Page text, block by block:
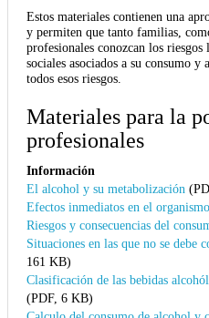
Estos materiales contienen una
y permiten que tanto familias,
profesionales conozcan los
sociales asociados a su consumo
todos esos riesgos.
Materiales para la
profesionales
Información
El alcohol y su metabolización
Efectos inmediatos en el organismo
Riesgos y consecuencias del
Situaciones en las que no se debe
161 KB)
Clasificación de las bebidas
(PDF, 6 KB)